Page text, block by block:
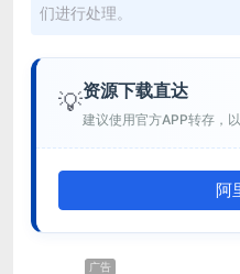
们进行处理。
💡资源下载直达
建议使用官方APP转存，
阿
广告